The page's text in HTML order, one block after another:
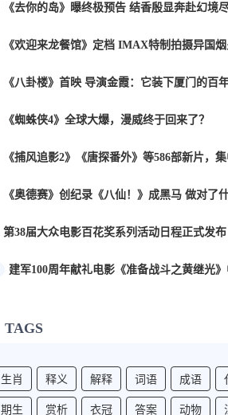
《去你的岛》曝终极预告 结香殷显奔赴幻境
《欢迎来龙餐馆》定档 IMAX特制拍摄异国
《八卦楼》首映 导演金霞：它装下厦门的百
《蜘蛛侠4》全球大爆，漫威终于回来了？
《捕风追影2》《唐探番外》等586部新片，
《奥德赛》创纪录《八仙！》成黑马 做对了
第38届大众电影百花奖系列活动日程正式发布
建军100周年献礼电影《准备战斗之黄继光
TAGS
生肖 释义 解释 词语 成语
期生
赏析 衣冠 答案 动物